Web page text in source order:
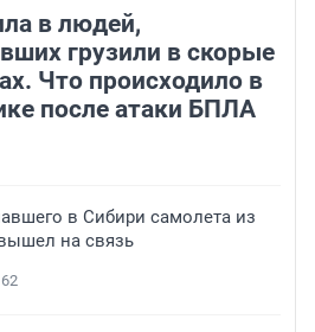
в людей,
грузили в скорые
Что происходило в
после атаки БПЛА
в Сибири самолета из
на связь
62